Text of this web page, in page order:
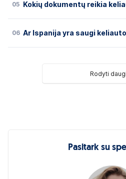
05 Kokių dokumentų reikia
06 Ar Ispanija yra saugi
Rodyti
Pasitark su